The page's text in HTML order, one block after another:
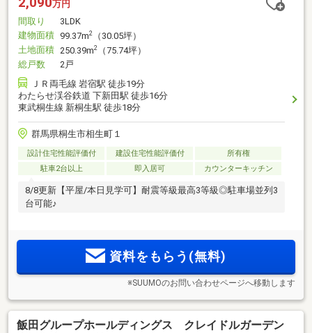
万円
間取り
3LDK
建物面積 99.37m2
（30.05坪）
土地面積 250.39m2
（75.74坪）
総戸数
2戸
ＪＲ両毛線 岩宿駅 徒歩19分
わたらせ渓谷鉄道 下新田駅 徒歩16分
東武桐生線 新桐生駅 徒歩18分
群馬県桐生市相生町１
設計住宅性能評価付 建設住宅性能評価付
所有権
駐車2台以上
即入居可 カウンターキッチン
8/8更新【平屋/本日見学可】耐震等級最高3等級◎駐車場並列3
台可能♪
資料をもらう(無料)
※SUUMOのお問い合わせページへ移動します
飯田グループホールディングス クレイドルガーデン